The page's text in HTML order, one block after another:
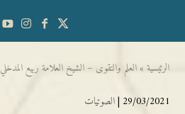
الرئيسية » العلم والتقوى – الشيخ العلامة ربيع المدخلي
29/03/2021 | الصوتيات